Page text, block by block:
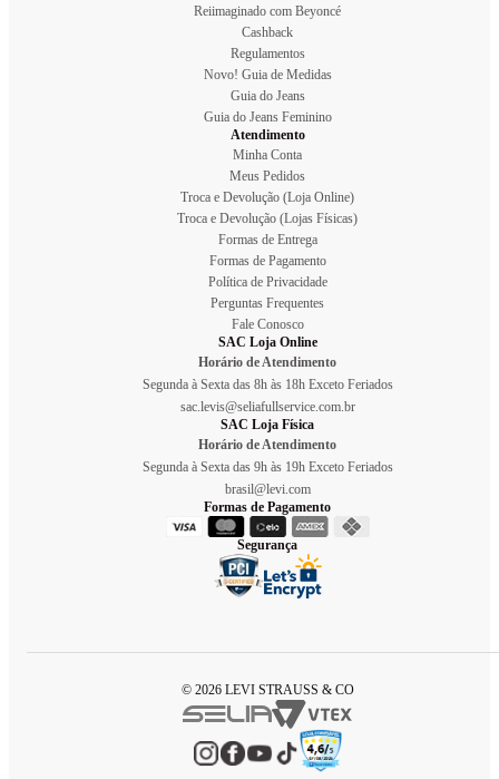
Reiimaginado com Beyoncé
Cashback
Regulamentos
Novo! Guia de Medidas
Guia do Jeans
Guia do Jeans Feminino
Atendimento
Minha Conta
Meus Pedidos
Troca e Devolução (Loja Online)
Troca e Devolução (Lojas Físicas)
Formas de Entrega
Formas de Pagamento
Política de Privacidade
Perguntas Frequentes
Fale Conosco
SAC Loja Online
Horário de Atendimento
Segunda à Sexta das 8h às 18h Exceto Feriados
sac.levis@seliafullservice.com.br
SAC Loja Física
Horário de Atendimento
Segunda à Sexta das 9h às 19h Exceto Feriados
brasil@levi.com
Formas de Pagamento
Segurança
© 2026 LEVI STRAUSS & CO